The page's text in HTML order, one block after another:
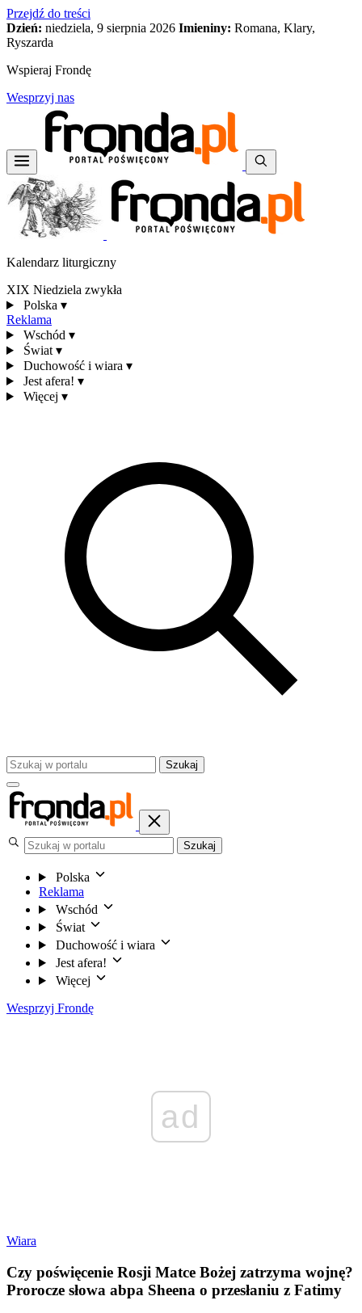
Przejdź do treści
Dzień: niedziela, 9 sierpnia 2026 Imieniny: Romana, Klary,
Ryszarda
Wspieraj Frondę
Wesprzyj nas
Kalendarz liturgiczny
XIX Niedziela zwykła
Polska ▾
Reklama
Wschód ▾
Świat ▾
Duchowość i wiara ▾
Jest afera! ▾
Więcej ▾
Szukaj
Szukaj
Polska
Reklama
Wschód
Świat
Duchowość i wiara
Jest afera!
Więcej
Wesprzyj Frondę
ad
Wiara
Czy poświęcenie Rosji Matce Bożej zatrzyma wojnę?
Prorocze słowa abpa Sheena o przesłaniu z Fatimy